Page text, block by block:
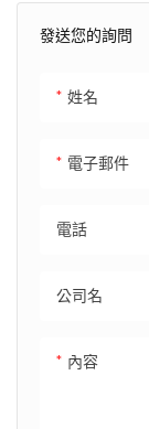
發送您的詢問
姓名
電子郵件
電話
公司名
內容